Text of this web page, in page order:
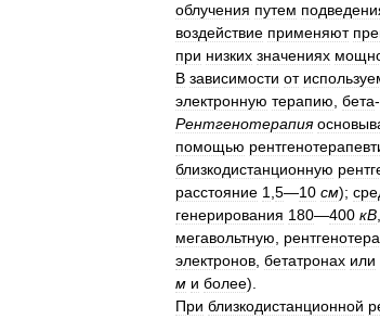
облучения путем
воздействие применяют
при низких значениях
В зависимости от
электронную терапию, бета-
Рентгенотерапия
помощью
близкодистанционную
расстояние 1,5—10 см);
генерирования 180—400 кВ,
мегавольтную,
электронов, бетатронах или
м и более).
При близкодистанционной